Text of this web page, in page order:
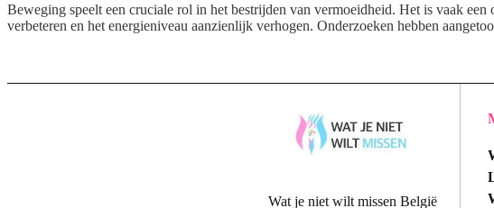
Beweging speelt een cruciale rol in het bestrijden van vermoeidheid. Het is vaak
verbeteren en het energieniveau aanzienlijk verhogen. Onderzoeken hebben
Wat je niet wilt missen België